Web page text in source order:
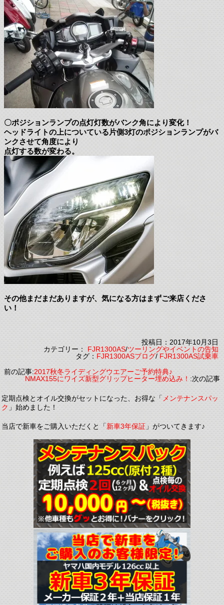
〇ポジションランプの点灯灯数がバンク角により変化！
ヘッドライトの上についている片側3灯のポジションランプがバ
ンクさせて角度により
点灯する数が変わる。
その他まだまだありますが、気になる方はまずご来店くださ
い！
投稿日：2017年10月3日
カテゴリー：FJR1300AS/ツーリングやイベントの告知
タグ：FJR1300ASブログ/FJR1300AS試乗車
前の記事:2017秋冬ライディングウエアーご予約特典♪
NMAX155にワイズ新型グリップヒーター埋め込み！:次の記事
定期点検とオイル交換がセットになった、お得な「メンテナンスパッ
ク」始めました！
当店で新車をご購入いただくと「新車3年保証」がついてきます♪